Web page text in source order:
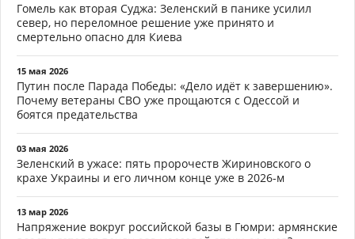
Гомель как вторая Суджа: Зеленский в панике усилил
север, но переломное решение уже принято и
смертельно опасно для Киева
15 мая 2026
Путин после Парада Победы: «Дело идёт к завершению».
Почему ветераны СВО уже прощаются с Одессой и
боятся предательства
03 мая 2026
Зеленский в ужасе: пять пророчеств Жириновского о
крахе Украины и его личном конце уже в 2026-м
13 мар 2026
Напряжение вокруг российской базы в Гюмри: армянские